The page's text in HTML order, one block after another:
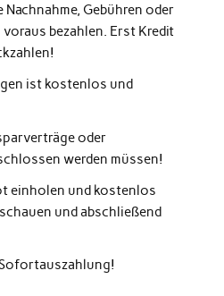
Nachnahme, Gebühren oder
bezahlen. Erst Kredit
ist kostenlos und
oder
werden müssen!
einholen und kostenlos
und abschließend